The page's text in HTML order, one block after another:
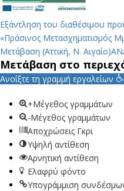
Εξάντληση του διαθέσιμου
«Πράσινος Μετασχηματισμός
Μετάβαση (Αττική, Ν. Αιγαίο)
Μετάβαση στο
Ανοίξτε τη γραμμή εργαλείων
+Μέγεθος γραμμάτων
-Μέγεθος γραμμάτων
Αποχρώσεις Γκρι
Υψηλή αντίθεση
Αρνητική αντίθεση
Ελαφρύ φόντο
Υπογράμμιση